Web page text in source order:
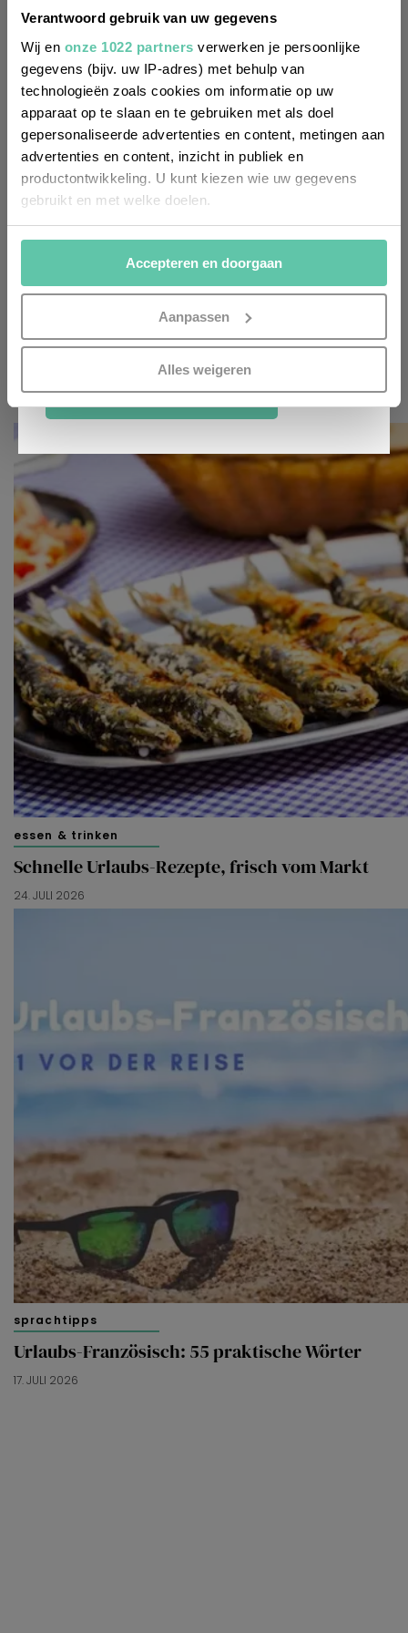
Verantwoord gebruik van uw gegevens
Wij en onze 1022 partners verwerken je persoonlijke
gegevens (bijv. uw IP-adres) met behulp van
technologieën zoals cookies om informatie op uw
apparaat op te slaan en te gebruiken met als doel
gepersonaliseerde advertenties en content, metingen aan
advertenties en content, inzicht in publiek en
productontwikkeling. U kunt kiezen wie uw gegevens
gebruikt en met welke doelen.
Als u het toestaat, willen we ook graag:
Informatie verzamelen over uw geografische
locatie, die tot een paar meter nauwkeurig kan zijn
Uw apparaat identificeren door het actief te
scannen op specifieke eigenschappen (fingerprinting)
verwerkt en stel uw voorkeuren in het
U kunt uw toestemming op elk moment wijzigen of
Kijk vooral rond en laat je inspireren. Voordat je dat doet,
informeren we je over het gebruik van
functionele cookies
om je een optimale
gebruikerservaring te bieden. Ook plaatsen wij cookies
van derde partijen om gepersonaliseerde advertenties te
tonen en/of de inhoud van de advertenties op je
voorkeuren af te stemmen. Je kunt je voorkeuren
beheren via ‘Zelf instellen’. Klik je op ‘Accepteren en
doorgaan’ dan ga je akkoord met het gebruik van alle
cookies zoals omschreven in onzeCookieverklaring.
Merci!
Accepteren en doorgaan
Aanpassen
Alles weigeren
essen & trinken
Schnelle Urlaubs-Rezepte, frisch vom Markt
24. JULI 2026
sprachtipps
Urlaubs-Französisch: 55 praktische Wörter
17. JULI 2026
regelmäßig über Trends, neue
Entdeckungen und Insider-Tipps für
Frankreich informiert werden? Dann
melde dich für unseren
zweiwöchentlichen Newsletter an. Im
Handumdrehen erledigt!
Voornaam
Achternaam
mailadres
(Required)
ANMELDEN